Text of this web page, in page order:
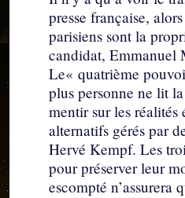
presse française,
parisiens sont la
candidat, Emmanuel
Le« quatrième
plus personne ne lit
mentir sur les réalités
alternatifs gérés par
Hervé Kempf. Les
pour préserver leur
escompté